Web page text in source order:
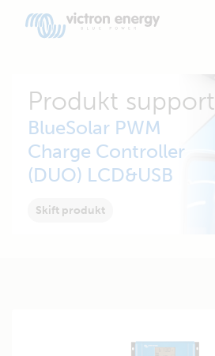
Produkt support
BlueSolar PWM
Charge Controller
(DUO) LCD&USB
Skift produkt